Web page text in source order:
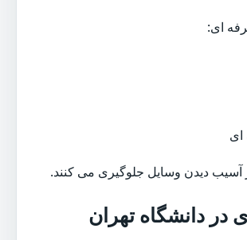
ای:
ای
دیدن وسایل جلوگیری می کنند.
در دانشگاه تهران